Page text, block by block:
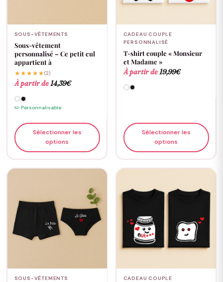
SOUS-VÊTEMENTS
Sous-vêtement
personnalisé – Ce petit cul
appartient à
★★★★★(2)
À partir de14,39€
✏️ Personnalisable
Sélectionner les
options
CADEAU COUPLE
PERSONNALISÉ
T-shirt couple « Monsieur
et Madame »
À partir de19,99€
Sélectionner les
options
SOUS-VÊTEMENTS
CADEAU COUPLE